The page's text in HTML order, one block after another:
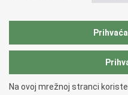
Udruge
Na ovoj mrežnoj stranci